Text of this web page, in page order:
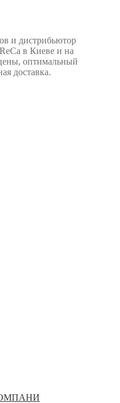
и дистрибьютор
в Киеве и на
оптимальный
доставка.